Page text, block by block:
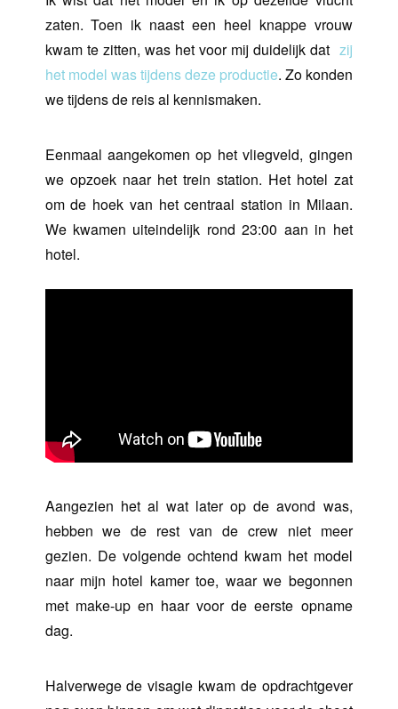
zaten. Toen ik naast een heel knappe vrouw
kwam te zitten, was het voor mij duidelijk dat zij
het model was tijdens deze productie. Zo konden
we tijdens de reis al kennismaken.
Eenmaal aangekomen op het vliegveld, gingen
we opzoek naar het trein station. Het hotel zat
om de hoek van het centraal station in Milaan.
We kwamen uiteindelijk rond 23:00 aan in het
hotel.
Aangezien het al wat later op de avond was,
hebben we de rest van de crew niet meer
gezien. De volgende ochtend kwam het model
naar mijn hotel kamer toe, waar we begonnen
met make-up en haar voor de eerste opname
dag.
Halverwege de visagie kwam de opdrachtgever